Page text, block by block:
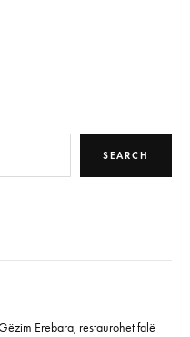
SEARCH
Erebara, restaurohet falë